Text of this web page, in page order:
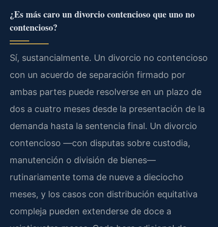
¿Es más caro un divorcio contencioso que uno no
contencioso?
Sí, sustancialmente. Un divorcio no contencioso
con un acuerdo de separación firmado por
ambas partes puede resolverse en un plazo de
dos a cuatro meses desde la presentación de la
demanda hasta la sentencia final. Un divorcio
contencioso —con disputas sobre custodia,
manutención o división de bienes—
rutinariamente toma de nueve a dieciocho
meses, y los casos con distribución equitativa
compleja pueden extenderse de doce a